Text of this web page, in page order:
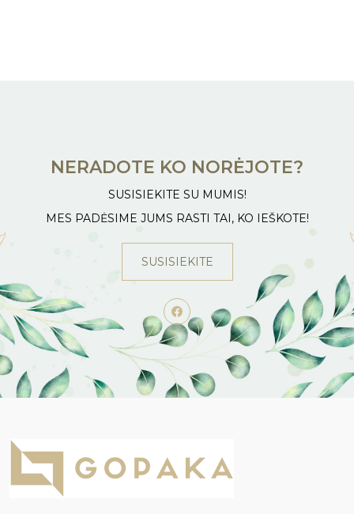
NERADOTE KO NORĖJOTE?
SUSISIEKITE SU MUMIS!
MES PADĖSIME JUMS RASTI TAI, KO IEŠKOTE!
SUSISIEKITE